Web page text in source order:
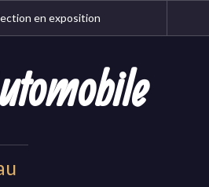
en exposition